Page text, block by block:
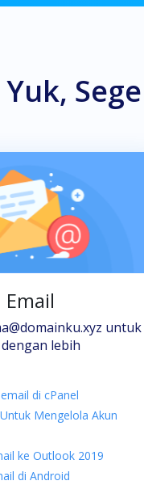
Yuk,
untuk
lebih
di cPanel
Mengelola Akun
ke Outlook 2019
di Android